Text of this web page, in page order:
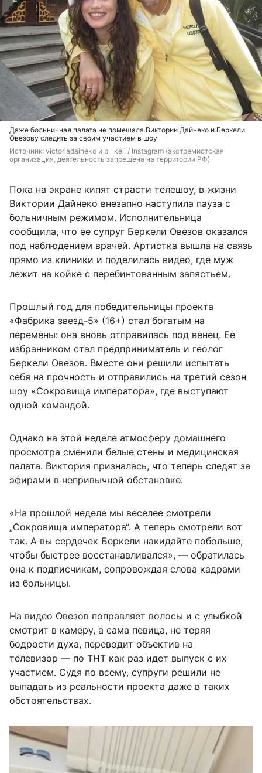
Даже больничная палата не помешала Виктории Дайнеко и Беркели
Овезову следить за своим участием в шоу
Источник: victoriadaineko и b__keli / Instagram (экстремистская
организация, деятельность запрещена на территории РФ)
Пока на экране кипят страсти телешоу, в жизни
Виктории Дайнеко внезапно наступила пауза с
больничным режимом. Исполнительница
сообщила, что ее супруг Беркели Овезов оказался
под наблюдением врачей. Артистка вышла на связь
прямо из клиники и поделилась видео, где муж
лежит на койке с перебинтованным запястьем.
Прошлый год для победительницы проекта
«Фабрика звезд-5» (16+) стал богатым на
перемены: она вновь отправилась под венец. Ее
избранником стал предприниматель и геолог
Беркели Овезов. Вместе они решили испытать
себя на прочность и отправились на третий сезон
шоу «Сокровища императора», где выступают
одной командой.
Однако на этой неделе атмосферу домашнего
просмотра сменили белые стены и медицинская
палата. Виктория призналась, что теперь следят за
эфирами в непривычной обстановке.
«На прошлой неделе мы веселее смотрели
„Сокровища императора“. А теперь смотрели вот
так. А вы сердечек Беркели накидайте побольше,
чтобы быстрее восстанавливался», — обратилась
она к подписчикам, сопровождая слова кадрами
из больницы.
На видео Овезов поправляет волосы и с улыбкой
смотрит в камеру, а сама певица, не теряя
бодрости духа, переводит объектив на
телевизор — по ТНТ как раз идет выпуск с их
участием. Судя по всему, супруги решили не
выпадать из реальности проекта даже в таких
обстоятельствах.